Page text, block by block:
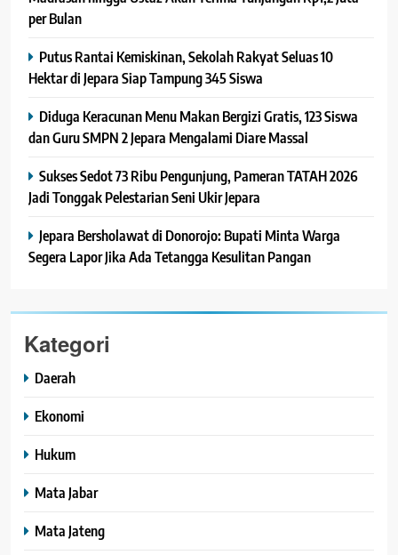
per Bulan
Putus Rantai Kemiskinan, Sekolah Rakyat Seluas 10
Hektar di Jepara Siap Tampung 345 Siswa
Diduga Keracunan Menu Makan Bergizi Gratis, 123 Siswa
dan Guru SMPN 2 Jepara Mengalami Diare Massal
Sukses Sedot 73 Ribu Pengunjung, Pameran TATAH 2026
Jadi Tonggak Pelestarian Seni Ukir Jepara
Jepara Bersholawat di Donorojo: Bupati Minta Warga
Segera Lapor Jika Ada Tetangga Kesulitan Pangan
Kategori
Daerah
Ekonomi
Hukum
Mata Jabar
Mata Jateng